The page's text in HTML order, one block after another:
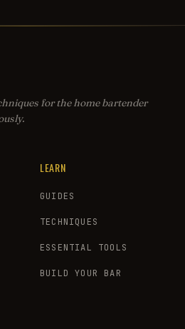
for the home bartender
LEARN
GUIDES
TECHNIQUES
ESSENTIAL TOOLS
BUILD YOUR BAR